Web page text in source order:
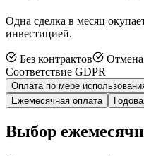
Одна сделка в месяц
инвестицией.
Без контрактов
Соответствие GDPR
Оплата по мере
Ежемесячная оплата
Выбор